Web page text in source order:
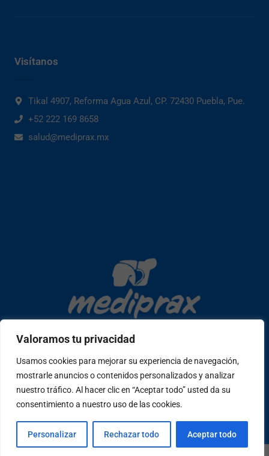
Valoramos tu privacidad
Usamos cookies para mejorar su experiencia de navegación,
mostrarle anuncios o contenidos personalizados y analizar
nuestro tráfico. Al hacer clic en “Aceptar todo” usted da su
consentimiento a nuestro uso de las cookies.
Personalizar Rechazar todo Aceptar todo
Copyright © 2026 mediprax | Web confeccionada en Sastrería
Web
Visítanos
Tikal 4907, Reforma Agua Azul, CP. 72430 Puebla, Pue.
+52 222 169 8658
salud@mediprax.mx
h
a
a
c
s
T
i
k
P
e
o